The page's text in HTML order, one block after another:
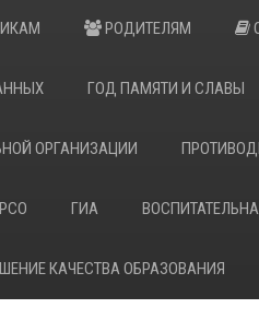
РОДИТЕЛЯМ
ГОД ПАМЯТИ И СЛАВЫ
ОРГАНИЗАЦИИ
ГИА
КАЧЕСТВА ОБРАЗОВАНИЯ